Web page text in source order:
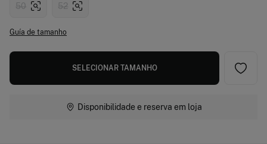
50 52
Guía de tamanho
SELECIONAR TAMANHO
Disponibilidade e reserva em loja